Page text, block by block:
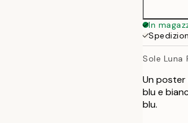
In
Sole Luna
Un poster
blu e
blu.